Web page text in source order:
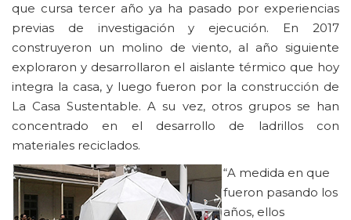
que cursa tercer año ya ha pasado por experiencias
previas de investigación y ejecución. En 2017
construyeron un molino de viento, al año siguiente
exploraron y desarrollaron el aislante térmico que hoy
integra la casa, y luego fueron por la construcción de
La Casa Sustentable. A su vez, otros grupos se han
concentrado en el desarrollo de ladrillos con
materiales reciclados.
“A medida en que
fueron pasando los
años, ellos